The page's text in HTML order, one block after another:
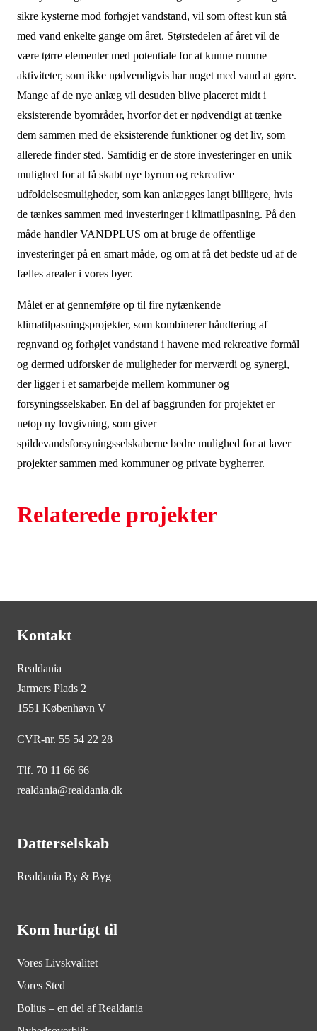
sikre kysterne mod forhøjet vandstand, vil som oftest kun stå
med vand enkelte gange om året. Størstedelen af året vil de
være tørre elementer med potentiale for at kunne rumme
aktiviteter, som ikke nødvendigvis har noget med vand at gøre.
Mange af de nye anlæg vil desuden blive placeret midt i
eksisterende byområder, hvorfor det er nødvendigt at tænke
dem sammen med de eksisterende funktioner og det liv, som
allerede finder sted. Samtidig er de store investeringer en unik
mulighed for at få skabt nye byrum og rekreative
udfoldelsesmuligheder, som kan anlægges langt billigere, hvis
de tænkes sammen med investeringer i klimatilpasning. På den
måde handler VANDPLUS om at bruge de offentlige
investeringer på en smart måde, og om at få det bedste ud af de
fælles arealer i vores byer.
Målet er at gennemføre op til fire nytænkende
klimatilpasningsprojekter, som kombinerer håndtering af
regnvand og forhøjet vandstand i havene med rekreative formål
og dermed udforsker de muligheder for merværdi og synergi,
der ligger i et samarbejde mellem kommuner og
forsyningsselskaber. En del af baggrunden for projektet er
netop ny lovgivning, som giver
spildevandsforsyningsselskaberne bedre mulighed for at laver
projekter sammen med kommuner og private bygherrer.
Relaterede projekter
Kontakt
Realdania
Jarmers Plads 2
1551 København V
CVR-nr. 55 54 22 28
Tlf. 70 11 66 66
realdania@realdania.dk
Datterselskab
Realdania By & Byg
Kom hurtigt til
Vores Livskvalitet
Vores Sted
Bolius – en del af Realdania